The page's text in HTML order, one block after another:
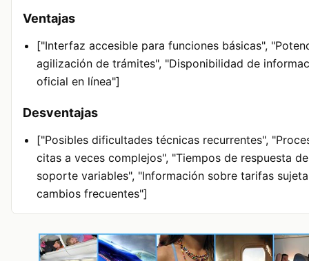
Ventajas
["Interfaz accesible para funciones básicas",
agilización de trámites", "Disponibilidad de
oficial en línea"]
Desventajas
["Posibles dificultades técnicas recurrentes",
citas a veces complejos", "Tiempos de respuesta
soporte variables", "Información sobre tarifas
cambios frecuentes"]